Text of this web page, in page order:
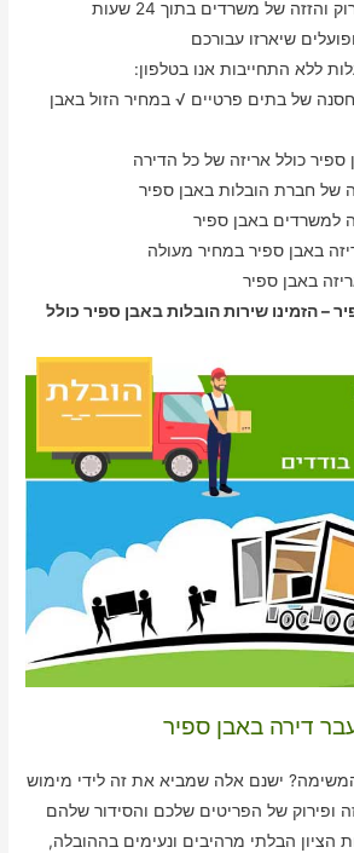
והזזה של משרדים בתוך 24 שעות
שיארזו עבורכם
ללא התחייבות אנו בטלפון:
של בתים פרטיים √ במחיר הזול באבן
ספיר כולל אריזה של כל הדירה
של חברת הובלות באבן ספיר
למשרדים באבן ספיר
באבן ספיר במחיר מעולה
באבן ספיר
– הזמינו שירות הובלות באבן ספיר כולל
דירה באבן ספיר
ישנם אלה שמביא את זה לידי מימוש
ופירוק של הפריטים שלכם והסידור שלהם
הציון הבלתי מרהיבים ונעימים בההובלה,